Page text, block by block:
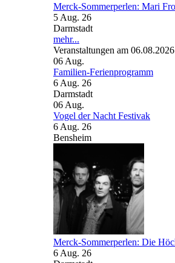
Merck-Sommerperlen: Mari
5 Aug. 26
Darmstadt
mehr...
Veranstaltungen am 06.08.2026
06 Aug.
Familien-Ferienprogramm
6 Aug. 26
Darmstadt
06 Aug.
Vogel der Nacht Festivak
6 Aug. 26
Bensheim
Merck-Sommerperlen: Die
6 Aug. 26